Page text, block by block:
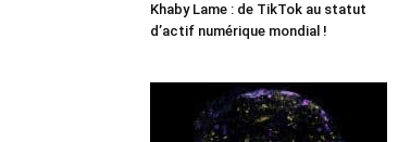
Khaby Lame : de TikTok au statut
d’actif numérique mondial !